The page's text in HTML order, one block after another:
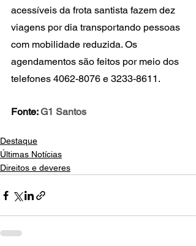
acessíveis da frota santista fazem dez
viagens por dia transportando pessoas
com mobilidade reduzida. Os
agendamentos são feitos por meio dos
telefones 4062-8076 e 3233-8611.
Fonte: G1 Santos
Destaque
Últimas Notícias
Direitos e deveres